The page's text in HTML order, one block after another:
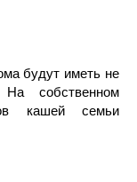
будут иметь не
На собственном
кашей семьи